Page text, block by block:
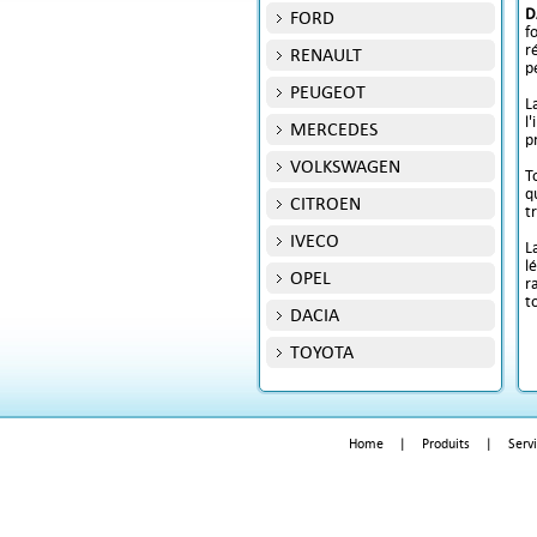
FORD
RENAULT
PEUGEOT
MERCEDES
VOLKSWAGEN
CITROEN
IVECO
OPEL
DACIA
TOYOTA
Home | Produits |